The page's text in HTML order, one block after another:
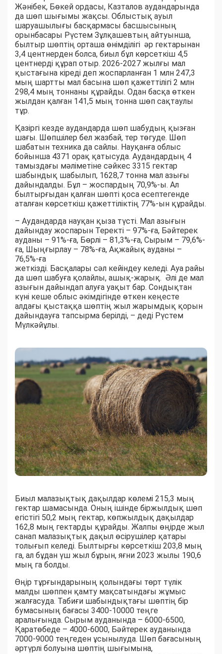
Жәнібек, Бөкей ордасы, Казталов аудандарында
да шөп шығымы жақсы. Облыстық ауыл
шаруашылығы басқармасы басшысының
орынбасары Рүстем Зұлқашевтың айтуынша,
былтыр шөптің орташа өнімділігі әр гектарынан
3,4 центнерден болса, биыл бұл көрсеткіш 4,5
центнерді құрап отыр. 2026-2027 жылғы мал
қыстағына кіреді деп жоспарланған 1 млн 247,3
мың шартты мал басына шөп қажеттілігі 2 млн
298,4 мың тоннаны құрайды. Одан басқа өткен
жылдан қалған 141,5 мың тонна шөп сақтаулы
тұр.
Қазіргі кезде аудандарда шөп шабудың қызған
шағы. Шөпшілер бел жазбай, тер төгуде. Шөп
шабатын техника да сайлы. Науқанға облыс
бойынша 4371 орақ қатысуда. Аудандардың 4
тамыздағы мәліметіне сәйкес 3315 гектар
шабындық шабылып, 1628,7 тонна мал азығы
дайындалды. Бұл – жоспардың 70,9%-ы. Ал
былтырғыдан қалған шөпті қоса есептегенде
аталған көрсеткіш қажеттіліктің 77%-ын құрайды.
– Аудандарда науқан қыза түсті. Мал азығын
дайындау жоспарын Теректі – 97%-ға, Бәйтерек
ауданы – 91%-ға, Бөрлі – 81,3%-ға, Сырым – 79,6%-
ға, Шыңғырлау – 78%-ға, Ақжайық ауданы –
76,5%-ға
жеткізді. Басқалары сәл кейіндеу келеді. Ауа райы
да шөп шабуға қолайлы, ашық-жарық. Әлі де мал
азығын дайындап алуға уақыт бар. Сондықтан
күні кеше облыс әкімдігінде өткен кеңесте
алдағы қыстаққа шөптің жыл жарымдық қорын
дайындауға тапсырма берілді, – деді Рүстем
Мүлкәйұлы.
Биыл малазықтық дақылдар көлемі 215,3 мың
гектар шамасында. Оның ішінде біржылдық шөп
егістігі 50,2 мың гектар, көпжылдық дақылдар
162,8 мың гектарды құрайды. Жалпы өңірде жыл
санап малазықтық дақыл өсірушілер қатары
толығып келеді. Былтырғы көрсеткіш 203,8 мың
га, ал бұдан үш жыл бұрын, яғни 2023 жылы 190,6
мың га болды.
Өңір тұрғындарының қолындағы төрт түлік
малды шөппен қамту мақсатындағы жұмыс
жалғасуда. Табиғи шабындықтағы шөптің бір
бумасының бағасы 3400-10000 теңге
аралығында. Сырым ауданында – 6000-6500,
Қаратөбеде – 4000-6000, Бәйтерек ауданында
7000-9000 теңгеден ұсынылуда. Шөп бағасының
әртүрлі болуына шөптің шығымына,